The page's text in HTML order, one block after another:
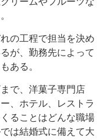
の工程で担当を決め
が、勤務先によって
ある。
で、洋菓子専門店
、ホテル、レストラ
ることはどんな職場
は結婚式に備えて大